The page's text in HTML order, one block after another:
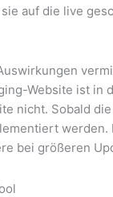
auf die live
Website ist
nicht. Sobald
bei größeren